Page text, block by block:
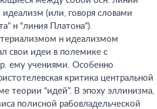
(или, говоря словами
н “линия Платона”).
н идеализмом
свои идеи в полемике с
ему учениями. Особенно
критика центральной
теории “идей”. В эпоху эллинизма,
полисной рабовладельческой